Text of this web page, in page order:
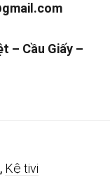
– Cầu Giấy –
, Kệ tivi